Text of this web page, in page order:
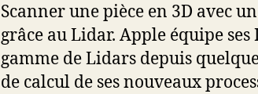
Scanner une pièce en 3D avec
grâce au Lidar. Apple équipe
gamme de Lidars depuis
de calcul de ses nouveaux